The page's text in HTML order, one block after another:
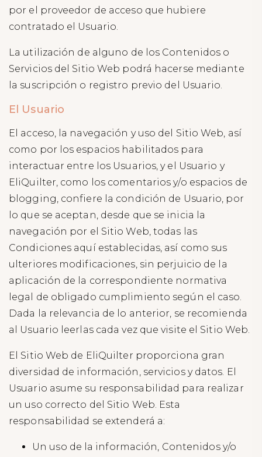
por el proveedor de acceso que hubiere
contratado el Usuario.
La utilización de alguno de los Contenidos o
Servicios del Sitio Web podrá hacerse mediante
la suscripción o registro previo del Usuario.
El Usuario
El acceso, la navegación y uso del Sitio Web, así
como por los espacios habilitados para
interactuar entre los Usuarios, y el Usuario y
EliQuilter, como los comentarios y/o espacios de
blogging, confiere la condición de Usuario, por
lo que se aceptan, desde que se inicia la
navegación por el Sitio Web, todas las
Condiciones aquí establecidas, así como sus
ulteriores modificaciones, sin perjuicio de la
aplicación de la correspondiente normativa
legal de obligado cumplimiento según el caso.
Dada la relevancia de lo anterior, se recomienda
al Usuario leerlas cada vez que visite el Sitio Web.
El Sitio Web de EliQuilter proporciona gran
diversidad de información, servicios y datos. El
Usuario asume su responsabilidad para realizar
un uso correcto del Sitio Web. Esta
responsabilidad se extenderá a:
Un uso de la información, Contenidos y/o